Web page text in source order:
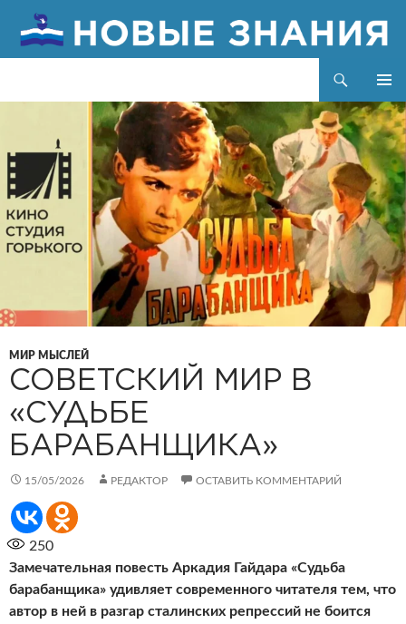
МЕНЮ
СОДЕРЖИМОМУ
МИР МЫСЛЕЙ
СОВЕТСКИЙ МИР В
«СУДЬБЕ
БАРАБАНЩИКА»
15/05/2026 РЕДАКТОР ОСТАВИТЬ КОММЕНТАРИЙ
250
Замечательная повесть Аркадия Гайдара «Судьба
барабанщика» удивляет современного читателя тем, что
автор в ней в разгар сталинских репрессий не боится